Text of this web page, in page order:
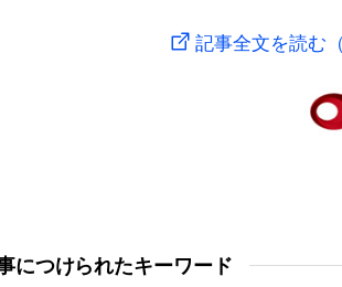
記事全文を読む
につけられたキーワード